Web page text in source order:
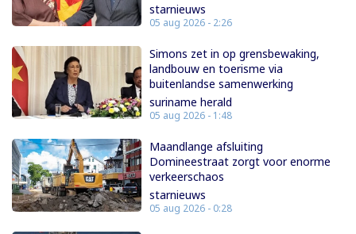
starnieuws
05 aug 2026 - 2:26
Simons zet in op grensbewaking,
landbouw en toerisme via
buitenlandse samenwerking
suriname herald
05 aug 2026 - 1:48
Maandlange afsluiting
Domineestraat zorgt voor enorme
verkeerschaos
starnieuws
05 aug 2026 - 0:28